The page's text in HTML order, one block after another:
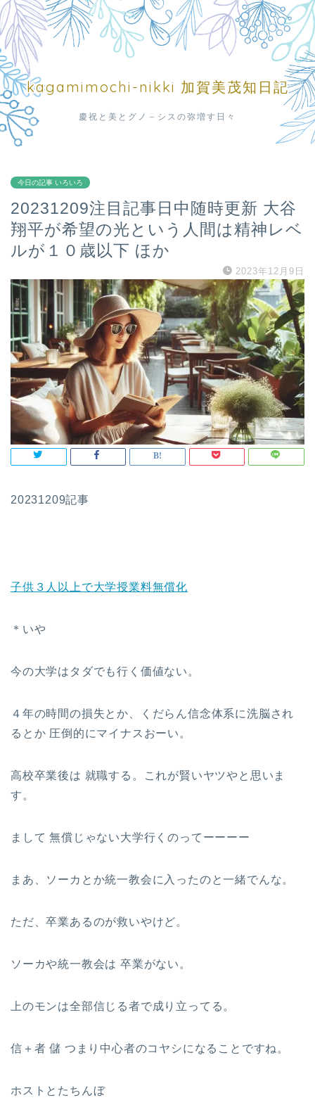
kagamimochi-nikki 加賀美茂知日記
慶祝と美とグノ－シスの弥増す日々
今日の記事 いろいろ
20231209注目記事日中随時更新 大谷
翔平が希望の光という人間は精神レベ
ルが１０歳以下 ほか
2023年12月9日
20231209記事
子供３人以上で大学授業料無償化
＊いや
今の大学はタダでも行く価値ない。
４年の時間の損失とか、くだらん信念体系に洗脳され
るとか 圧倒的にマイナスおーい。
高校卒業後は 就職する。これが賢いヤツやと思いま
す。
まして 無償じゃない大学行くのってーーーー
まあ、ソーカとか統一教会に入ったのと一緒でんな。
ただ、卒業あるのが救いやけど。
ソーカや統一教会は 卒業がない。
上のモンは全部信じる者で成り立ってる。
信＋者 儲 つまり中心者のコヤシになることですね。
ホストとたちんぼ